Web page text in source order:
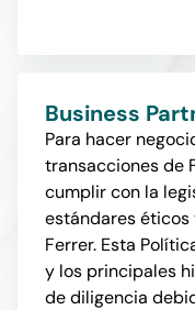
Business
Para hacer
transacciones de
cumplir con la
estándares
Ferrer. Esta
y los principales
de diligencia